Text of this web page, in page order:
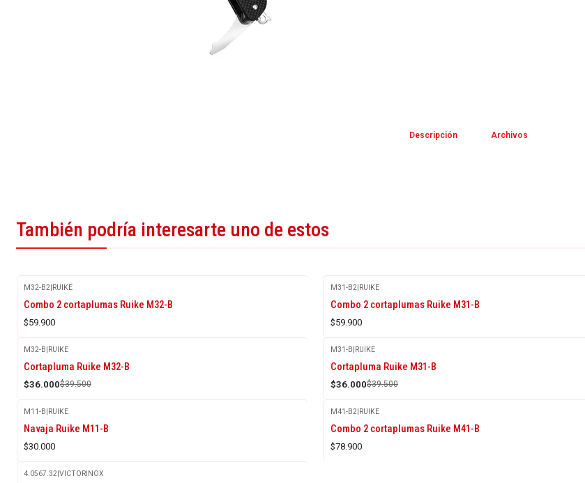
Descripción Archivos
También podría interesarte uno de estos
M32-B2|RUIKE
Combo 2 cortaplumas Ruike M32-B
$59.900
M31-B2|RUIKE
Combo 2 cortaplumas Ruike M31-B
$59.900
-9%
OFF
M32-B|RUIKE
Cortapluma Ruike M32-B
$36.000$39.500
-9%
OFF
M31-B|RUIKE
Cortapluma Ruike M31-B
$36.000$39.500
M11-B|RUIKE
Navaja Ruike M11-B
$30.000
M41-B2|RUIKE
Combo 2 cortaplumas Ruike M41-B
$78.900
4.0567.32|VICTORINOX